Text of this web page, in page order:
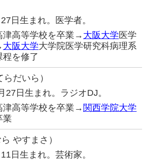
日生まれ。医学者。
津高等学校を卒業→ 大阪大学 医学
大阪大学大学院医学研究科病理系
程を修了
らだいら）
27日生まれ。ラジオDJ。
津高等学校を卒業→ 関西学院大学
業
ら やすまさ）
日生まれ。芸術家。